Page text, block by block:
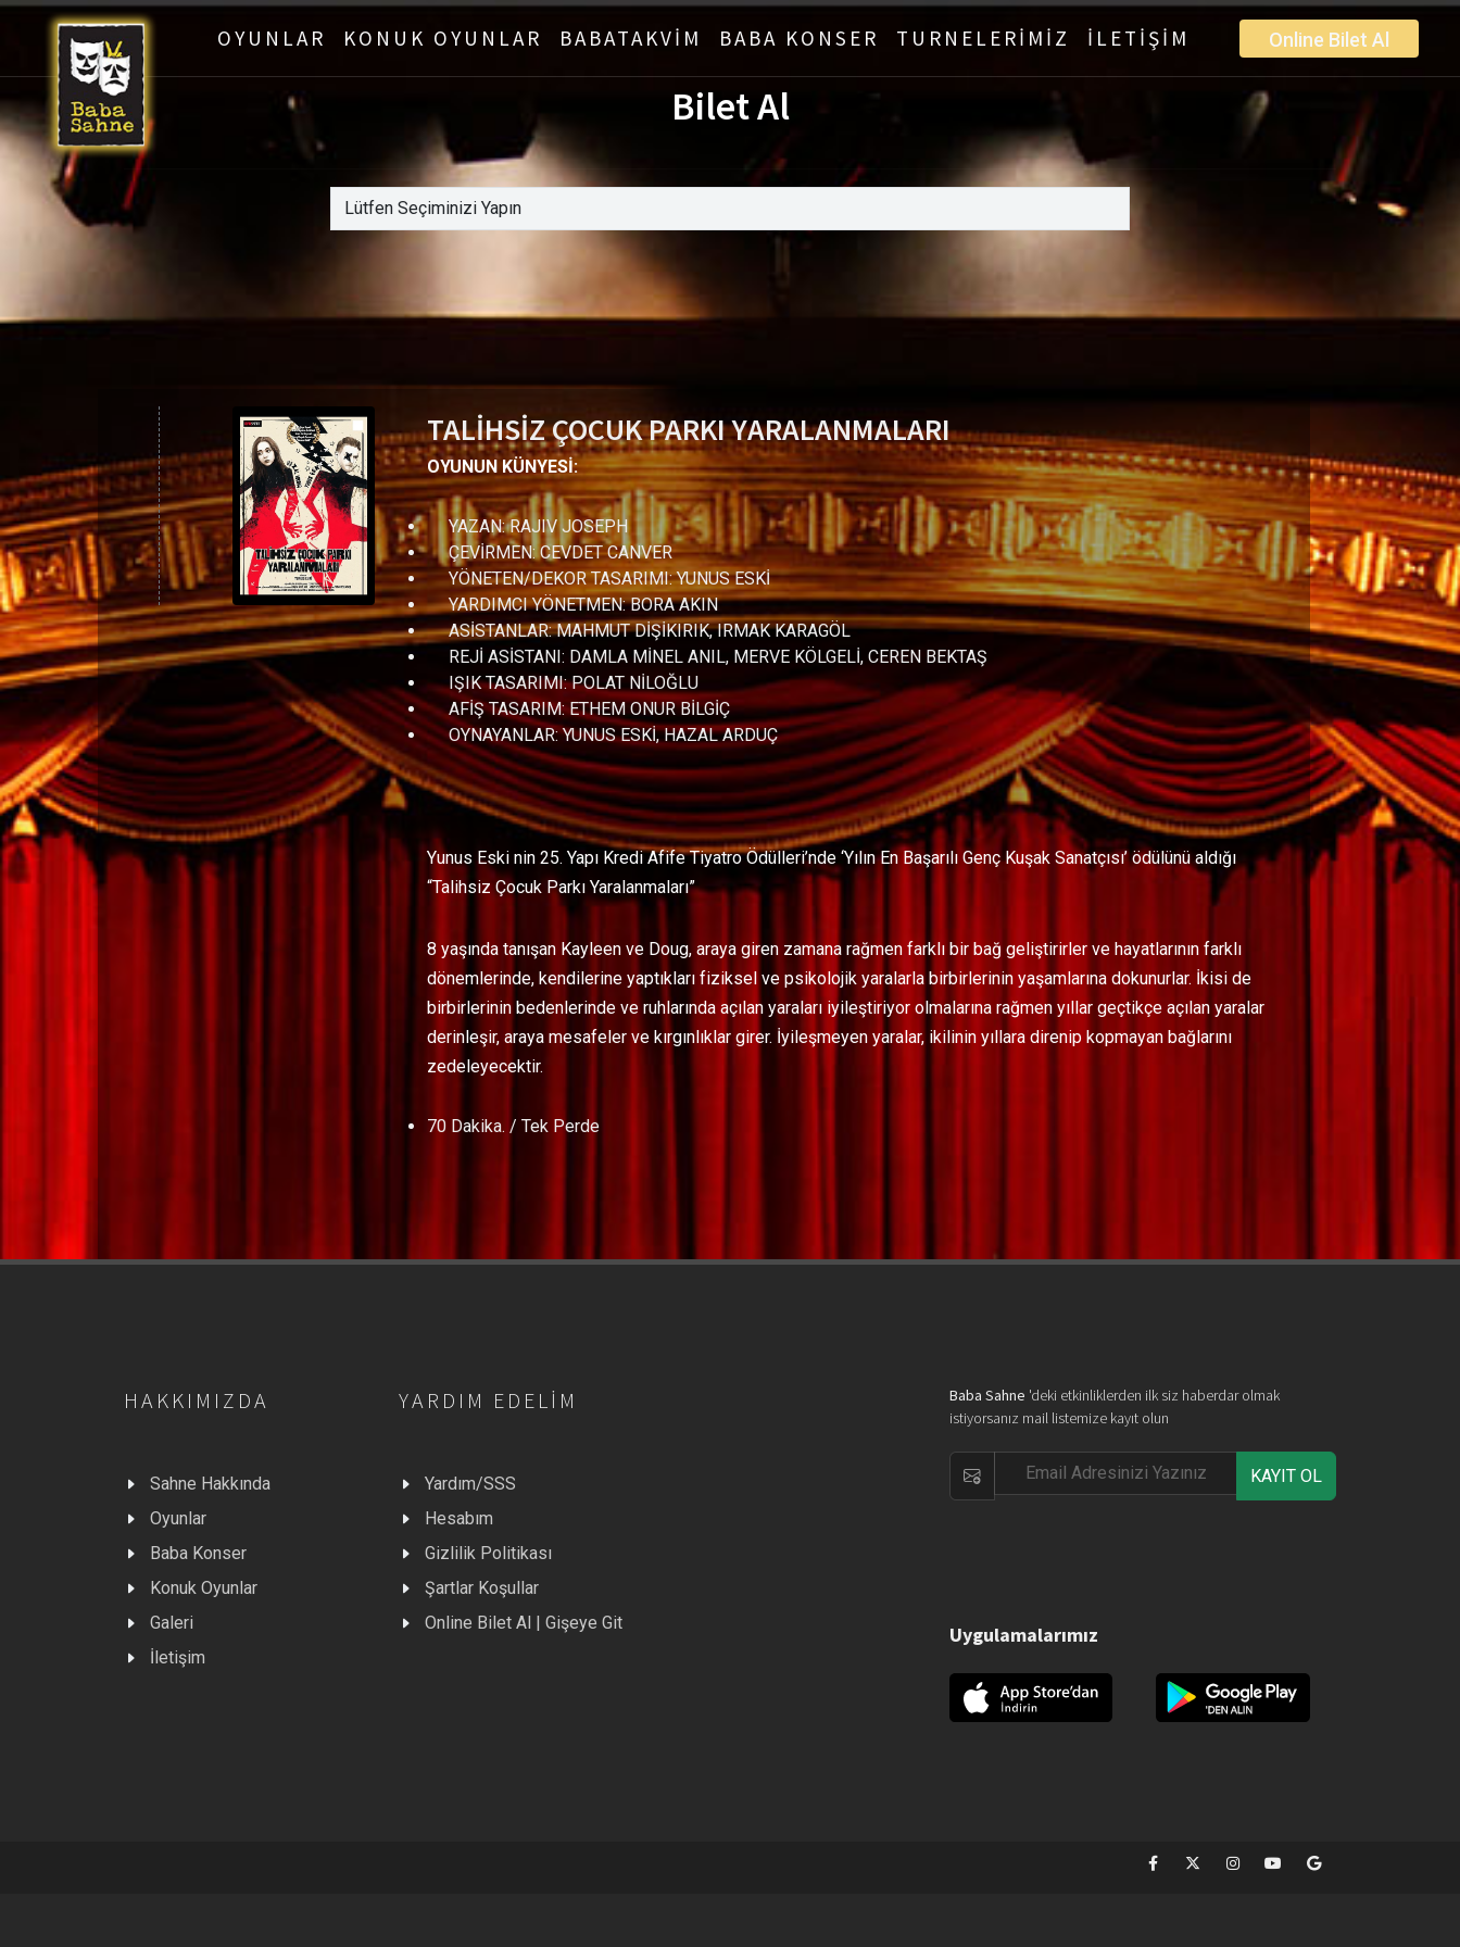
Online Bilet Al
OYUNLAR KONUK OYUNLAR BABATAKVİM BABA KONSER TURNELERİMİZ İLETİŞİM
Bilet Al
TALİHSİZ ÇOCUK PARKI YARALANMALARI
OYUNUN KÜNYESİ:
YAZAN: RAJIV JOSEPH
ÇEVİRMEN: CEVDET CANVER
YÖNETEN/DEKOR TASARIMI: YUNUS ESKİ
YARDIMCI YÖNETMEN: BORA AKIN
ASİSTANLAR: MAHMUT DİŞİKIRIK, IRMAK KARAGÖL
REJİ ASİSTANI: DAMLA MİNEL ANIL, MERVE KÖLGELİ, CEREN BEKTAŞ
IŞIK TASARIMI: POLAT NİLOĞLU
AFİŞ TASARIM: ETHEM ONUR BİLGİÇ
OYNAYANLAR: YUNUS ESKİ, HAZAL ARDUÇ
Yunus Eski nin 25. Yapı Kredi Afife Tiyatro Ödülleri’nde ‘Yılın En Başarılı Genç Kuşak Sanatçısı’ ödülünü aldığı
“Talihsiz Çocuk Parkı Yaralanmaları”
8 yaşında tanışan Kayleen ve Doug, araya giren zamana rağmen farklı bir bağ geliştirirler ve hayatlarının farklı
dönemlerinde, kendilerine yaptıkları fiziksel ve psikolojik yaralarla birbirlerinin yaşamlarına dokunurlar. İkisi de
birbirlerinin bedenlerinde ve ruhlarında açılan yaraları iyileştiriyor olmalarına rağmen yıllar geçtikçe açılan yaralar
derinleşir, araya mesafeler ve kırgınlıklar girer. İyileşmeyen yaralar, ikilinin yıllara direnip kopmayan bağlarını
zedeleyecektir.
70 Dakika. / Tek Perde
HAKKIMIZDA
Sahne Hakkında
Oyunlar
Baba Konser
Konuk Oyunlar
Galeri
İletişim
YARDIM EDELIM
Yardım/SSS
Hesabım
Gizlilik Politikası
Şartlar Koşullar
Online Bilet Al | Gişeye Git
Baba Sahne 'deki etkinliklerden ilk siz haberdar olmak
istiyorsanız mail listemize kayıt olun
KAYIT OL
Uygulamalarımız